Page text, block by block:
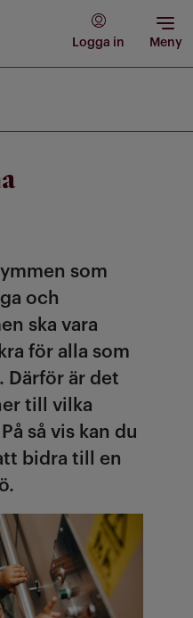
Logga in Meny
som
och
ska vara
för alla som
Därför är det
till vilka
så vis kan du
bidra till en